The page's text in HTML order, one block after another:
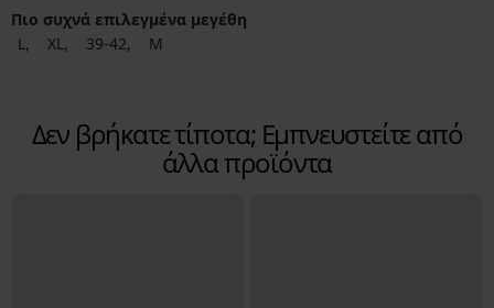
Πιο συχνά επιλεγμένα μεγέθη
L
XL 39-42 M
Δεν βρήκατε τίποτα; Εμπνευστείτε από
άλλα προϊόντα